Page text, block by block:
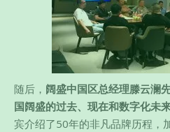
随后， 阔盛中国区总经理滕云澜
国阔盛的过去、现在和数字化未来
宾介绍了50年的非凡品牌历程，